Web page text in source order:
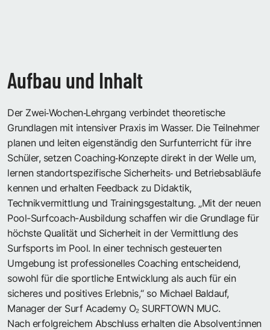
Aufbau und Inhalt
Der Zwei‑Wochen‑Lehrgang verbindet theoretische
Grundlagen mit intensiver Praxis im Wasser. Die Teilnehmer
planen und leiten eigenständig den Surfunterricht für ihre
Schüler, setzen Coaching‑Konzepte direkt in der Welle um,
lernen standortspezifische Sicherheits‑ und Betriebsabläufe
kennen und erhalten Feedback zu Didaktik,
Technikvermittlung und Trainingsgestaltung. „Mit der neuen
Pool-Surfcoach-Ausbildung schaffen wir die Grundlage für
höchste Qualität und Sicherheit in der Vermittlung des
Surfsports im Pool. In einer technisch gesteuerten
Umgebung ist professionelles Coaching entscheidend,
sowohl für die sportliche Entwicklung als auch für ein
sicheres und positives Erlebnis,“ so Michael Baldauf,
Manager der Surf Academy O₂ SURFTOWN MUC.
Nach erfolgreichem Abschluss erhalten die Absolvent:innen